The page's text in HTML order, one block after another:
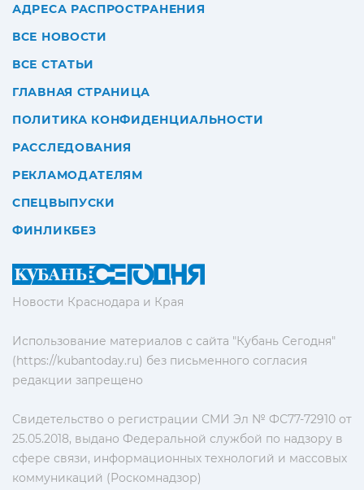
Новости Краснодара и Края
Использование материалов с сайта "Кубань Сегодня"
(https://kubantoday.ru) без письменного согласия
редакции запрещено
Свидетельство о регистрации СМИ Эл № ФС77-72910 от
25.05.2018, выдано Федеральной службой по надзору в
сфере связи, информационных технологий и массовых
коммуникаций (Роскомнадзор)
АДРЕСА РАСПРОСТРАНЕНИЯ
ВСЕ НОВОСТИ
ВСЕ СТАТЬИ
ГЛАВНАЯ СТРАНИЦА
ПОЛИТИКА КОНФИДЕНЦИАЛЬНОСТИ
РАССЛЕДОВАНИЯ
РЕКЛАМОДАТЕЛЯМ
СПЕЦВЫПУСКИ
ФИНЛИКБЕЗ